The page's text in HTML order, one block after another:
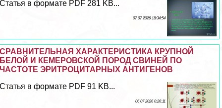
Статья в формате PDF 281 KB...
07 07 2026 18:34:54
СРАВНИТЕЛЬНАЯ ХАРАКТЕРИСТИКА КРУПНОЙ
БЕЛОЙ И КЕМЕРОВСКОЙ ПОРОД СВИНЕЙ ПО
ЧАСТОТЕ ЭРИТРОЦИТАРНЫХ АНТИГЕНОВ
Статья в формате PDF 91 KB...
06 07 2026 0:26:11